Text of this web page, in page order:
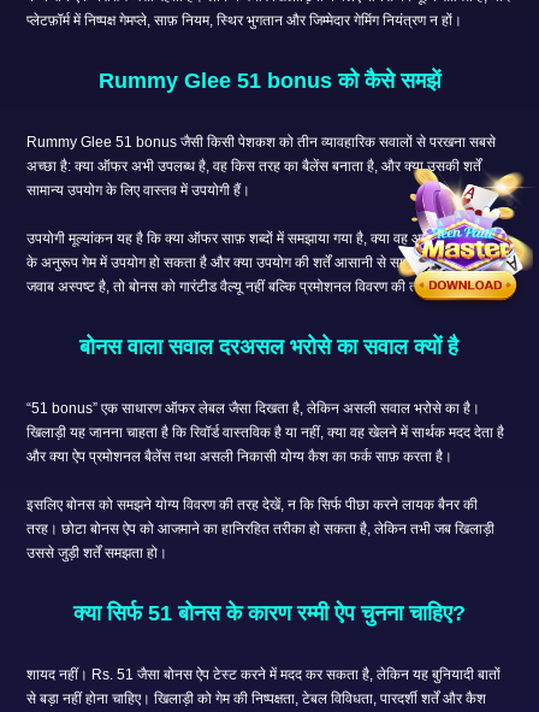
प्लेटफ़ॉर्म में निष्पक्ष गेमप्ले, साफ़ नियम, स्थिर भुगतान और जिम्मेदार गेमिंग नियंत्रण न हों।
Rummy Glee 51 bonus को कैसे समझें
Rummy Glee 51 bonus जैसी किसी पेशकश को तीन व्यावहारिक सवालों से परखना सबसे
अच्छा है: क्या ऑफर अभी उपलब्ध है, वह किस तरह का बैलेंस बनाता है, और क्या उसकी शर्तें
सामान्य उपयोग के लिए वास्तव में उपयोगी हैं।
उपयोगी मूल्यांकन यह है कि क्या ऑफर साफ़ शब्दों में समझाया गया है, क्या वह आपके अनुभव स्तर
के अनुरूप गेम में उपयोग हो सकता है और क्या उपयोग की शर्तें आसानी से समझ आती हैं। यदि
जवाब अस्पष्ट है, तो बोनस को गारंटीड वैल्यू नहीं बल्कि प्रमोशनल विवरण की तरह देखें।
बोनस वाला सवाल दरअसल भरोसे का सवाल क्यों है
“51 bonus” एक साधारण ऑफर लेबल जैसा दिखता है, लेकिन असली सवाल भरोसे का है।
खिलाड़ी यह जानना चाहता है कि रिवॉर्ड वास्तविक है या नहीं, क्या वह खेलने में सार्थक मदद देता है
और क्या ऐप प्रमोशनल बैलेंस तथा असली निकासी योग्य कैश का फर्क साफ़ करता है।
इसलिए बोनस को समझने योग्य विवरण की तरह देखें, न कि सिर्फ पीछा करने लायक बैनर की
तरह। छोटा बोनस ऐप को आजमाने का हानिरहित तरीका हो सकता है, लेकिन तभी जब खिलाड़ी
उससे जुड़ी शर्तें समझता हो।
क्या सिर्फ 51 बोनस के कारण रम्मी ऐप चुनना चाहिए?
शायद नहीं। Rs. 51 जैसा बोनस ऐप टेस्ट करने में मदद कर सकता है, लेकिन यह बुनियादी बातों
से बड़ा नहीं होना चाहिए। खिलाड़ी को गेम की निष्पक्षता, टेबल विविधता, पारदर्शी शर्तें और कैश